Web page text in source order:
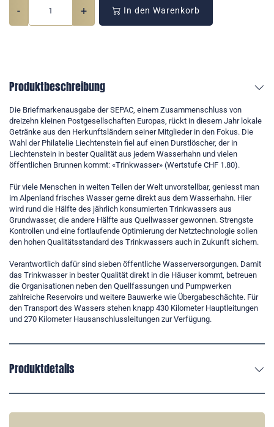
- + In den Warenkorb
Produktbeschreibung
Die Briefmarkenausgabe der SEPAC, einem Zusammenschluss von
dreizehn kleinen Postgesellschaften Europas, rückt in diesem Jahr lokale
Getränke aus den Herkunftsländern seiner Mitglieder in den Fokus. Die
Wahl der Philatelie Liechtenstein fiel auf einen Durstlöscher, der in
Liechtenstein in bester Qualität aus jedem Wasserhahn und vielen
öffentlichen Brunnen kommt: «Trinkwasser» (Wertstufe CHF 1.80).
Für viele Menschen in weiten Teilen der Welt unvorstellbar, geniesst man
im Alpenland frisches Wasser gerne direkt aus dem Wasserhahn. Hier
wird rund die Hälfte des jährlich konsumierten Trinkwassers aus
Grundwasser, die andere Hälfte aus Quellwasser gewonnen. Strengste
Kontrollen und eine fortlaufende Optimierung der Netztechnologie sollen
den hohen Qualitätsstandard des Trinkwassers auch in Zukunft sichern.
Verantwortlich dafür sind sieben öffentliche Wasserversorgungen. Damit
das Trinkwasser in bester Qualität direkt in die Häuser kommt, betreuen
die Organisationen neben den Quellfassungen und Pumpwerken
zahlreiche Reservoirs und weitere Bauwerke wie Übergabeschächte. Für
den Transport des Wassers stehen knapp 430 Kilometer Hauptleitungen
und 270 Kilometer Hausanschlussleitungen zur Verfügung.
Produktdetails